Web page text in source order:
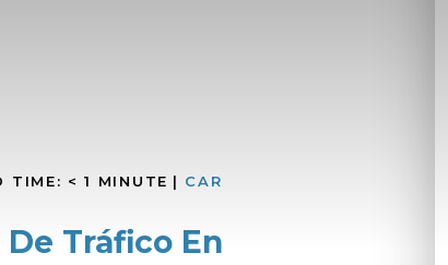
TIME: < 1 MINUTE | CAR
Tráfico En